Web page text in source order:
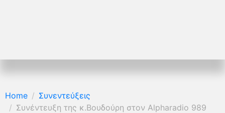
Home
Συνεντεύξεις
Συνέντευξη της κ.Βουδούρη στον Alpharadio 989